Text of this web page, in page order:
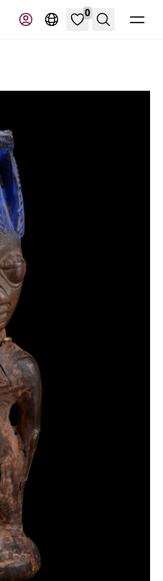
0
Suche